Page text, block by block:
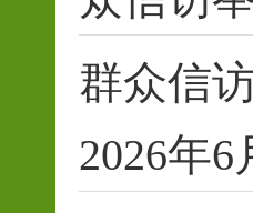
群众信
2026年6